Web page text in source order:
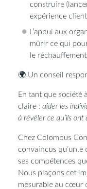
construire
expérience
L’appui aux
mûrir ce qui
le
🌍 Un conseil
En tant que société
claire :aider les
à révéler ce qu’ils
Chez Colombus
convaincus
ses compétences
Nous plaçons cet
mesurable au cœur